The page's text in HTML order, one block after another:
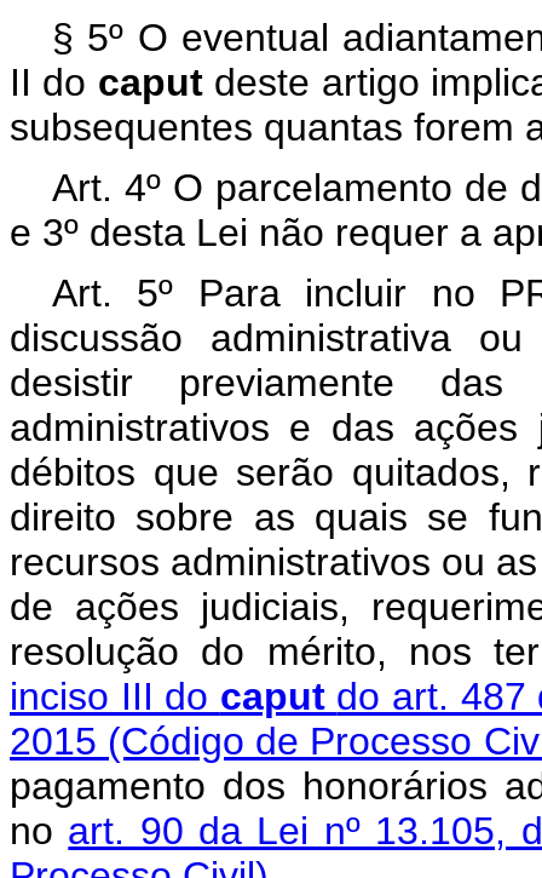
§ 5º O eventual
II do caput deste artigo
subsequentes quantas forem
Art. 4º O parcelamento de
e 3º desta Lei não requer a
Art. 5º Para incluir no
discussão administrativa
desistir previamente
administrativos e das
débitos que serão quitados,
direito sobre as quais se
recursos administrativos ou
de ações judiciais,
resolução do mérito, nos
inciso III do caput do art. 487
2015 (Código de Processo
pagamento dos honorários
no art. 90 da Lei nº 13.105,